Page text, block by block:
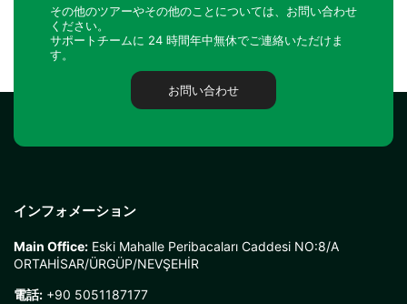
その他のツアーやその他のことについては、お問い合わせ
ください。
サポートチームに 24 時間年中無休でご連絡いただけま
す。
お問い合わせ
インフォメーション
Main Office: Eski Mahalle Peribacaları Caddesi NO:8/A
ORTAHİSAR/ÜRGÜP/NEVŞEHİR
電話: +90 5051187177